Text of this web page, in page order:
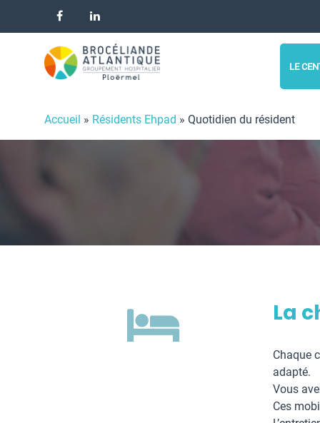
LE
Accueil » Résidents Ehpad » Quotidien du résident
La
Chaque
adapté.
Vous
Ces
Panneau de gestion des cookies